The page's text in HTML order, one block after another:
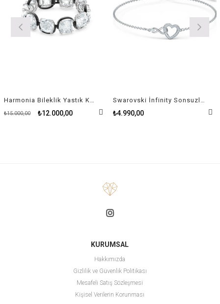
Harmonia Bileklik Yastık Kesim Beyaz Kristal
₺12.000,00
₺15.000,00
Swarovski İnfinity Sonsuzluk ve Kalp Sembollü Beyaz Rodyum Kaplama Bileklik
₺4.990,00
KURUMSAL
Hakkımızda
Gizlilik ve Güvenlik Politikası
Mesafeli Satış Sözleşmesi
Kişisel Verilerin Korunması